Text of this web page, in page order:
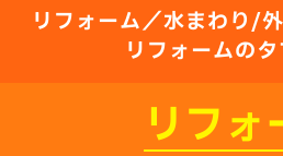
リフォーム／水まわり/
リフォームのタ
リフォ